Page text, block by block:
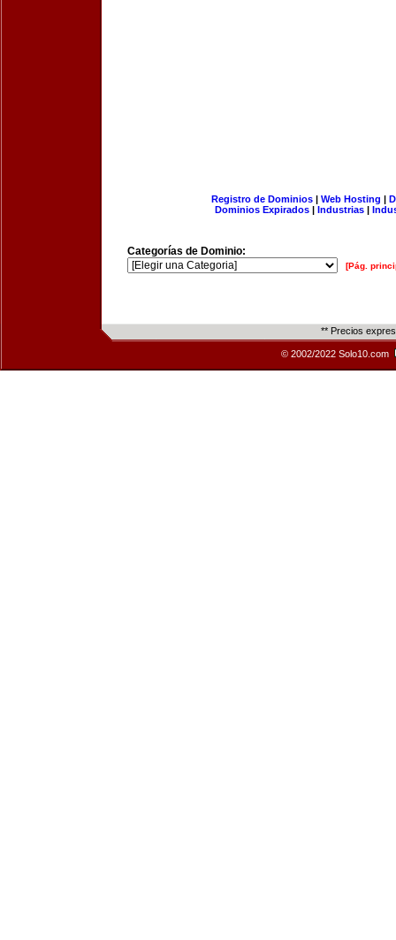
Registro de Dominios| Web Hosting |
Dominios Expirados | Industrias |
Categorías de Dominio:
[Pág.
** Precios
© 2002/2022 Solo10.com